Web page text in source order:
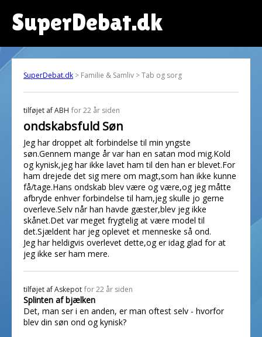
SuperDebat.dk
SuperDebat.dk > Familie & Samliv > Tab og sorg
tilføjet afABH for 22 år siden
ondskabsfuld Søn
Jeg har droppet alt forbindelse til min yngste
søn.Gennem mange år var han en satan mod mig.Kold
og kynisk,jeg har ikke lavet ham til den han er blevet.For
ham drejede det sig mere om magt,som han ikke kunne
få/tage.Hans ondskab blev være og være,og jeg måtte
afbryde enhver forbindelse til ham,jeg skulle jo gerne
overleve.Selv når han havde gæster,blev jeg ikke
skånet.Det var meget frygtelig at være model til
det.Sjældent har jeg oplevet et menneske så ond.
Jeg har heldigvis overlevet dette,og er idag glad for at
jeg ikke ser ham mere.
tilføjet afAskepot for 22 år siden
Splinten af bjælken
Det, man ser i en anden, er man oftest selv - hvorfor
blev din søn ond og kynisk?